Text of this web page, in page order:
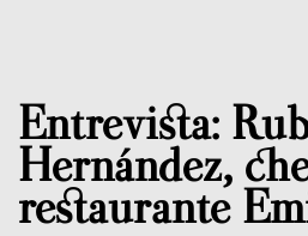
Entrevista:
Hernández,
restaurante